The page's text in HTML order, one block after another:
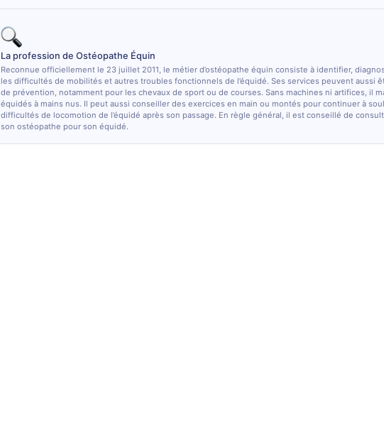
La profession de Ostéopathe Équin
Reconnue officiellement le 23 juillet 2011, le métier d’ostéopathe équin consiste à identifier,
les difficultés de mobilités et autres troubles fonctionnels de l’équidé. Ses services peuvent aussi
de prévention, notamment pour les chevaux de sport ou de courses. Sans machines ni artifices, il
équidés à mains nus. Il peut aussi conseiller des exercices en main ou montés pour continuer à
difficultés de locomotion de l’équidé après son passage. En règle général, il est conseillé de
son ostéopathe pour son équidé.